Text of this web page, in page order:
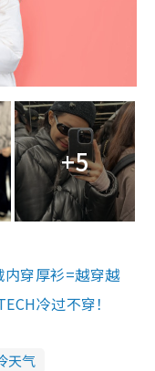
+5
穿厚衫=越穿越
冷过不穿！
天气